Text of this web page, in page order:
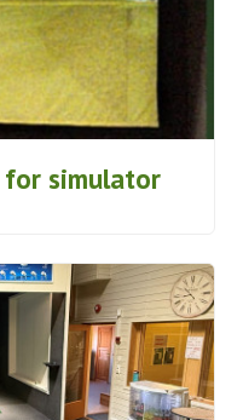
simulator